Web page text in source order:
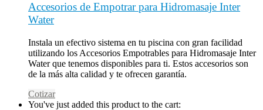
Accesorios de Empotrar para Hidromasaje Inter
Water
Instala un efectivo sistema en tu piscina con gran facilidad
utilizando los Accesorios Empotrables para Hidromasaje Inter
Water que tenemos disponibles para ti. Estos accesorios son
de la más alta calidad y te ofrecen garantía.
Cotizar
You've just added this product to the cart: